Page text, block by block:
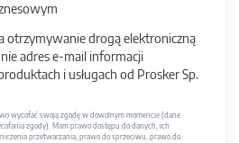
otrzymywanie drogą elektroniczną
adres e-mail informacji
i usługach od Prosker Sp.
wycofać swoją zgodę w dowolnym momencie (dane
zgody). Mam prawo dostępu do danych, ich
przetwarzania, prawo do sprzeciwu, prawo do